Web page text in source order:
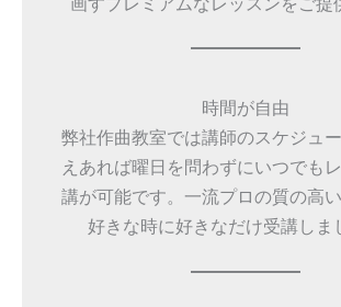
時間が自由
弊社作曲教室では講師のスケジュ
えあれば曜日を問わずにいつでも
講が可能です。一流プロの質の高
好きな時に好きなだけ受講しま